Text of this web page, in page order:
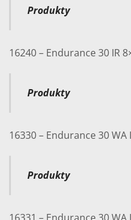
Produkty
16240 – Endurance 30 IR
Produkty
16330 – Endurance 30 WA
Produkty